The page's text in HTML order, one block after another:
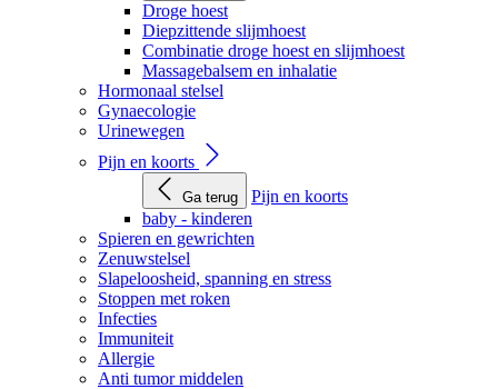
Droge hoest
Diepzittende slijmhoest
Combinatie droge hoest en slijmhoest
Massagebalsem en inhalatie
Hormonaal stelsel
Gynaecologie
Urinewegen
Pijn en koorts
Ga terug
Pijn en koorts
baby - kinderen
Spieren en gewrichten
Zenuwstelsel
Slapeloosheid, spanning en stress
Stoppen met roken
Infecties
Immuniteit
Allergie
Anti tumor middelen